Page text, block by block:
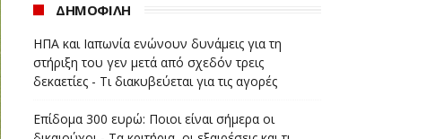
ΔΗΜΟΦΙΛΗ
ΗΠΑ και Ιαπωνία ενώνουν δυνάμεις για τη
στήριξη του γεν μετά από σχεδόν τρεις
δεκαετίες - Τι διακυβεύεται για τις αγορές
Επίδομα 300 ευρώ: Ποιοι είναι σήμερα οι